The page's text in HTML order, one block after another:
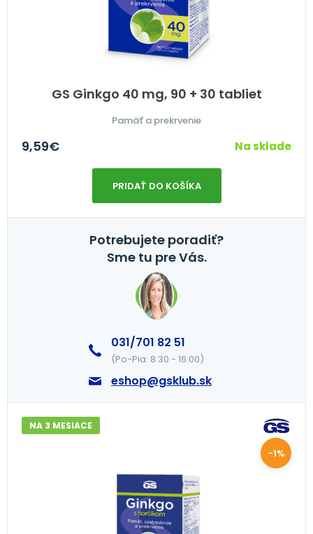
GS Ginkgo 40 mg, 90 + 30 tabliet
Pamäť a prekrvenie
9,59€ Na sklade
PRIDAŤ DO KOŠÍKA
Potrebujete poradiť?
Sme tu pre Vás.
031/701 82 51
(Po-Pia: 8:30 - 16:00)
eshop@gsklub.sk
NA 3 MESIACE
-1%